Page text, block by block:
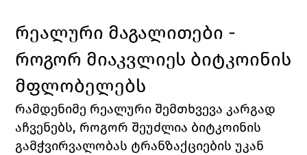
რეალური მაგალითები -
როგორ მიაკვლიეს ბიტკოინის
მფლობელებს
რამდენიმე რეალური შემთხვევა კარგად
აჩვენებს, როგორ შეუძლია ბიტკოინის
გამჭვირვალობას ტრანზაქციების უკან